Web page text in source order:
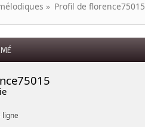
» Profil de florence75015